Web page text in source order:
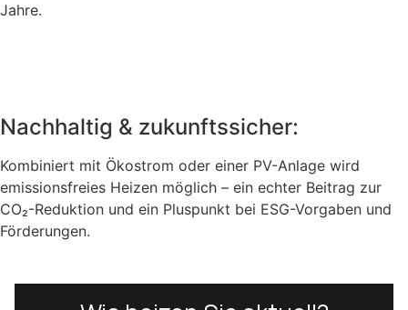
Jahre.
Nachhaltig & zukunftssicher:
Kombiniert mit Ökostrom oder einer PV-Anlage wird
emissionsfreies Heizen möglich – ein echter Beitrag zur
CO₂-Reduktion und ein Pluspunkt bei ESG-Vorgaben und
Förderungen.